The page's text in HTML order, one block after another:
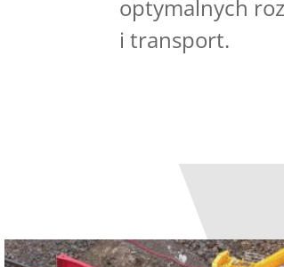
optymalnych
i transport.